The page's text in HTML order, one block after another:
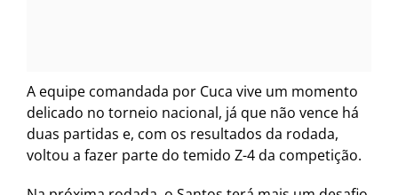
A equipe comandada por Cuca vive um momento
delicado no torneio nacional, já que não vence há
duas partidas e, com os resultados da rodada,
voltou a fazer parte do temido Z-4 da competição.